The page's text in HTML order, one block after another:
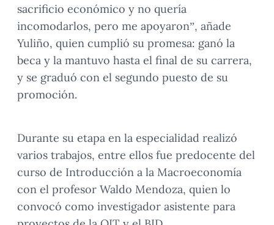
sacrificio económico y no quería
incomodarlos, pero me apoyaron”, añade
Yuliño, quien cumplió su promesa: ganó la
beca y la mantuvo hasta el final de su carrera,
y se graduó con el segundo puesto de su
promoción.
Durante su etapa en la especialidad realizó
varios trabajos, entre ellos fue predocente del
curso de Introducción a la Macroeconomía
con el profesor Waldo Mendoza, quien lo
convocó como investigador asistente para